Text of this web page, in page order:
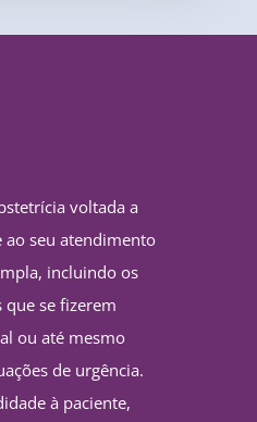
voltada a
ao seu atendimento
incluindo os
se fizerem
ou até mesmo
de urgência.
à paciente,